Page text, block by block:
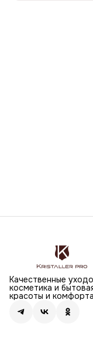
Качественные
косметика и
красоты и